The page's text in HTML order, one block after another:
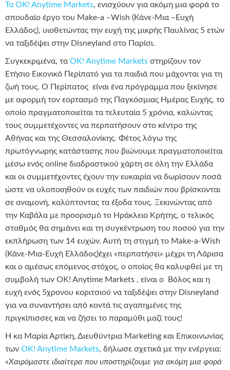
Τα OK! Anytime Markets, ενισχύουν για ακόμη μια φορά το
σπουδαίο έργο του Make-a –Wish (Κάνε-Μια –Ευχή
Ελλάδος), υιοθετώντας την ευχή της μικρής Παυλίνας 5 ετών
να ταξιδέψει στην Disneyland στο Παρίσι.
Συγκεκριμένα, ταOK! Anytime Markets στηρίζουν τον
Ετήσιο Εικονικό Περίπατό για τα παιδιά που μάχονται για τη
ζωή τους. Ο Περίπατος είναι ένα πρόγραμμα που ξεκίνησε
με αφορμή τον εορτασμό της Παγκόσμιας Ημέρας Ευχής, το
οποίο πραγματοποιείται τα τελευταία 5 χρόνια, καλώντας
τους συμμετέχοντες να περπατήσουν στο κέντρο της
Αθήνας και της Θεσσαλονίκης. Φέτος λόγω της
πρωτόγνωρης κατάστασης που βιώνουμε πραγματοποιείται
μέσω ενός online διαδραστικού χάρτη σε όλη την Ελλάδα
και οι συμμετέχοντες έχουν την ευκαιρία να δωρίσουν ποσά
ώστε να υλοποιηθούν οι ευχές των παιδιών που βρίσκονται
σε αναμονή, καλύπτοντας τα έξοδα τους. Ξεκινώντας από
την Καβάλα με προορισμό το Ηράκλειο Κρήτης, ο τελικός
σταθμός θα σημάνει και τη συγκέντρωση του ποσού για την
εκπλήρωση των 14 ευχών. Αυτή τη στιγμή το Make-a-Wish
(Κάνε-Μια-Ευχή Ελλάδος)έχει «περπατήσει» μέχρι τη Λάρισα
και ο αμέσως επόμενος στόχος, ο οποίος θα καλυφθεί με τη
συμβολή των OK! Anytime Markets , είναι ο Βόλος και η
ευχή ενός 5χρονου κοριτσιού να ταξιδέψει στην Disneyland
για να συναντήσει από κοντά τις αγαπημένες της
πριγκίπισσες και να ζήσει το παραμύθι μαζί τους!
Η κα Μαρία Αρτίκη, Διευθύντρια Marketing και Επικοινωνίας
των OK! Anytime Markets, δήλωσε σχετικά με την ενέργεια:
«Χαιρόμαστε ιδιαίτερα που υποστηρίζουμε για ακόμη μια φορά